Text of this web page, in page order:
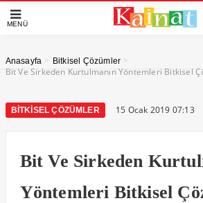
MENÜ
Anasayfa > Bitkisel Çözümler >
Bit Ve Sirkeden Kurtulmanın Yöntemleri Bitkisel
BITKISEL ÇÖZÜMLER 15 Ocak 2019 07:13
Bit Ve Sirkeden
Yöntemleri Bitkisel